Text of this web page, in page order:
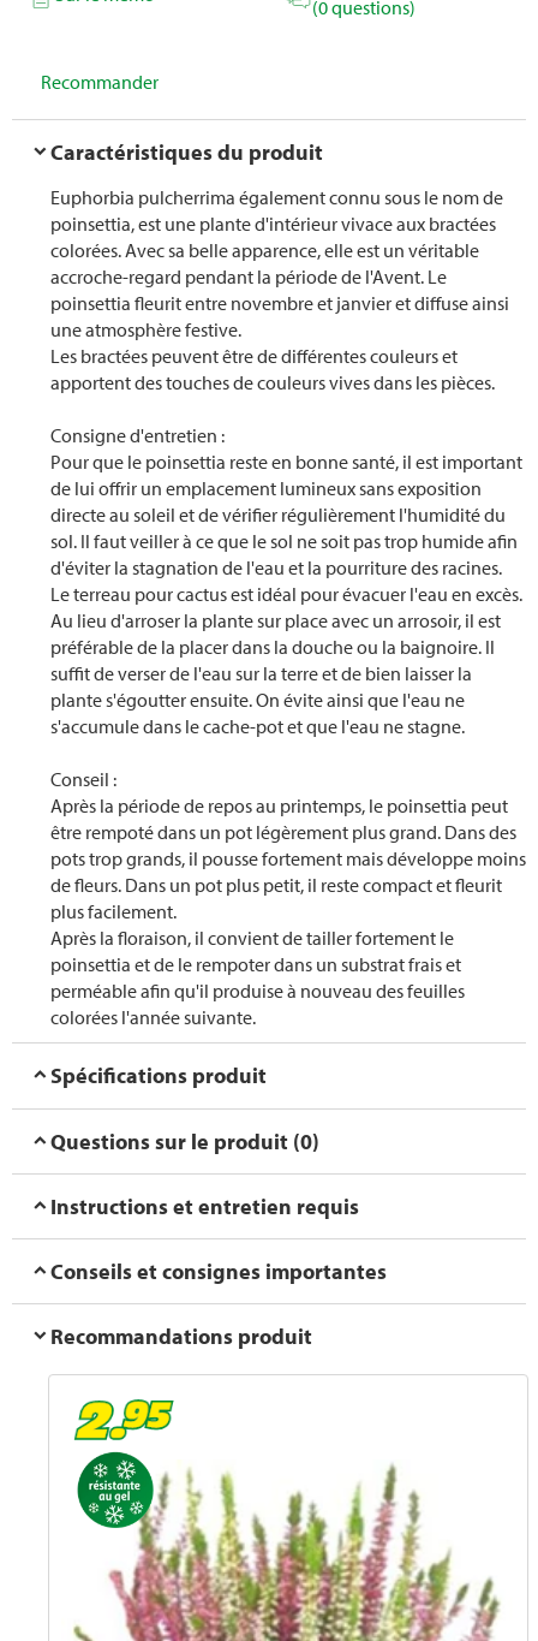
(0 questions)
Recommander
Caractéristiques du produit
Euphorbia pulcherrima également connu sous le nom de
poinsettia, est une plante d'intérieur vivace aux bractées
colorées. Avec sa belle apparence, elle est un véritable
accroche-regard pendant la période de l'Avent. Le
poinsettia fleurit entre novembre et janvier et diffuse ainsi
une atmosphère festive.
Les bractées peuvent être de différentes couleurs et
apportent des touches de couleurs vives dans les pièces.
Consigne d'entretien :
Pour que le poinsettia reste en bonne santé, il est important
de lui offrir un emplacement lumineux sans exposition
directe au soleil et de vérifier régulièrement l'humidité du
sol. Il faut veiller à ce que le sol ne soit pas trop humide afin
d'éviter la stagnation de l'eau et la pourriture des racines.
Le terreau pour cactus est idéal pour évacuer l'eau en excès.
Au lieu d'arroser la plante sur place avec un arrosoir, il est
préférable de la placer dans la douche ou la baignoire. Il
suffit de verser de l'eau sur la terre et de bien laisser la
plante s'égoutter ensuite. On évite ainsi que l'eau ne
s'accumule dans le cache-pot et que l'eau ne stagne.
Conseil :
Après la période de repos au printemps, le poinsettia peut
être rempoté dans un pot légèrement plus grand. Dans des
pots trop grands, il pousse fortement mais développe moins
de fleurs. Dans un pot plus petit, il reste compact et fleurit
plus facilement.
Après la floraison, il convient de tailler fortement le
poinsettia et de le rempoter dans un substrat frais et
perméable afin qu'il produise à nouveau des feuilles
colorées l'année suivante.
Spécifications produit
Questions sur le produit (0)
Instructions et entretien requis
Conseils et consignes importantes
Recommandations produit